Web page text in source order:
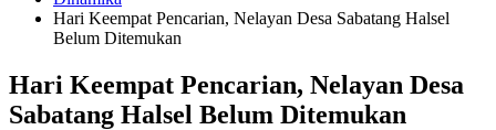
Hari Keempat Pencarian, Nelayan Desa Sabatang Halsel
Belum Ditemukan
Hari Keempat Pencarian, Nelayan Desa
Sabatang Halsel Belum Ditemukan